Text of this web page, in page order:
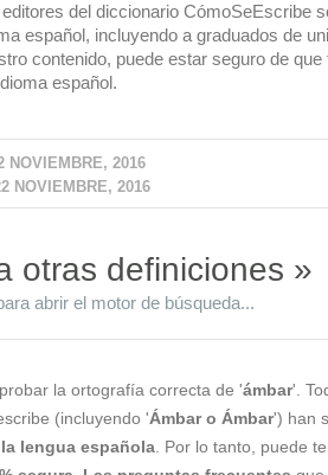
del diccionario CómoSeEscribe
español, incluyendo a graduados de
contenido, puede estar seguro de
español.
NOVIEMBRE, 2016
NOVIEMBRE, 2016
otras definiciones »
abrir el motor de búsqueda...
la ortografía correcta de 'ámbar'.
(incluyendo 'Ámbar o Ámbar') han
lengua española . Por lo tanto, puede